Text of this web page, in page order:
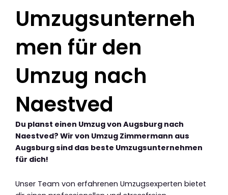
Umzugsunterneh
men für den
Umzug nach
Naestved
Du planst einen Umzug von Augsburg nach
Naestved? Wir von Umzug Zimmermann aus
Augsburg sind das beste Umzugsunternehmen
für dich!
Unser Team von erfahrenen Umzugsexperten bietet